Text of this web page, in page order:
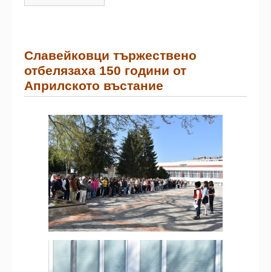
Славейковци тържествено
отбелязаха 150 години от
Априлското въстание